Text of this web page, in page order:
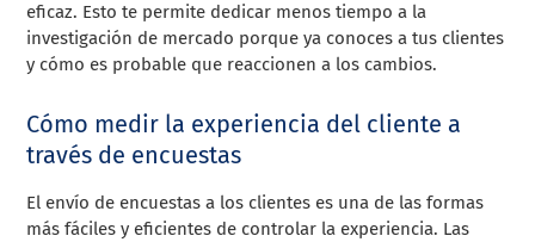
eficaz. Esto te permite dedicar menos tiempo a la
investigación de mercado porque ya conoces a tus clientes
y cómo es probable que reaccionen a los cambios.
Cómo medir la experiencia del cliente a
través de encuestas
El envío de encuestas a los clientes es una de las formas
más fáciles y eficientes de controlar la experiencia. Las